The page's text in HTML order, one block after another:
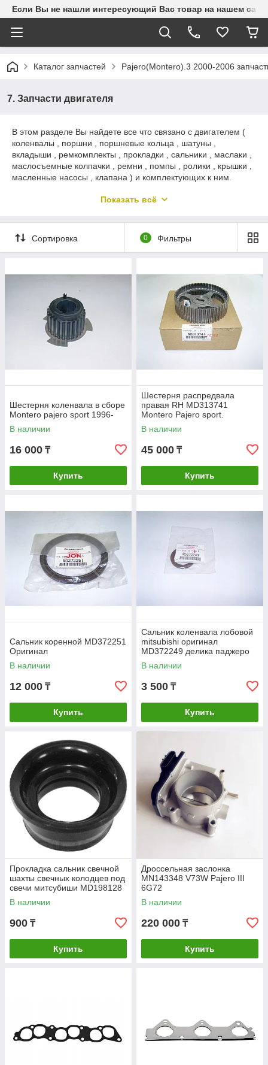
Если Вы не нашли интересующий Вас товар на нашем
Каталог запчастей Pajero(Montero).3 2000-2006
7. Запчасти двигателя
В этом разделе Вы найдете все что связано с двигателем (
коленвалы , поршни , поршневые кольца , шатуны ,
вкладыши , ремкомплекты , прокладки , сальники , маслаки ,
маслосъемные колпачки , ремни , помпы , ролики , крышки ,
масленные насосы , клапана ) и комплектующих к ним.
+77011016567 , Мы ответим Вам в самое ближайшее время
Показать всё
Сортировка 0 Фильтры
Шестерня коленвала в сборе
Montero pajero sport 1996-
В наличии
16 000 ₸
Купить
Шестерня распредвала
правая RH MD313741
Montero Pajero sport.
В наличии
45 000 ₸
Купить
Сальник коренной MD372251
Оригинал
В наличии
12 000 ₸
Купить
Сальник коленвала лобовой
mitsubishi оригинал
MD372249 делика паджеро
монтеро спорт
В наличии
3 500 ₸
Купить
Прокладка сальник свечной
шахты свечных колодцев под
свечи митсубиши MD198128
В наличии
900 ₸
Купить
Дроссельная заслонка
MN143348 V73W Pajero III
6G72
В наличии
220 000 ₸
Купить